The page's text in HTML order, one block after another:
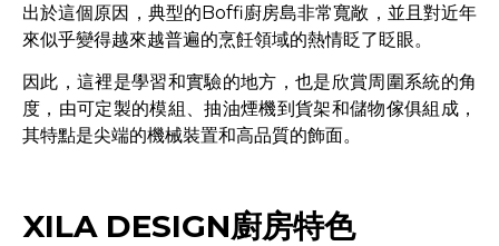
出於這個原因，典型的Boffi廚房島非常寬敞，並且對近年
來似乎變得越來越普遍的烹飪領域的熱情眨了眨眼。
因此，這裡是學習和實驗的地方，也是欣賞周圍系統的角
度，由可定製的模組、抽油煙機到貨架和儲物傢俱組成，
其特點是尖端的機械裝置和高品質的飾面。
XILA DESIGN廚房特色